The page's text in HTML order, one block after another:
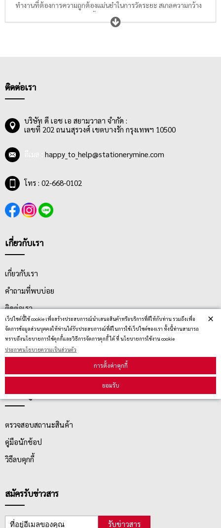
เว็ปไซต์นี้ใช้ cookie เพื่อสร้างประสบการณ์นำเสนอสินค้าหรือบริการที่ดีให้กับท่าน รวมถึงเพื่อ
จัดการข้อมูลส่วนบุคคลให้ท่านได้รับประสบการณ์ที่ดีในการใช้เว็ปไซต์ของเรา ทั้งนี้ท่านสามารถ
ทราบถึงนโยบายการใช้คุกกี้และวิธีการจัดการคุกกี้ ได้ ที่ นโยบายการใช้งาน cookie
ประกาศนโยบายความเป็นส่วนตัว
การตั้งค่าคุกกี้
ยอมรับ
×
ทำงานที่ต้องการความถูกต้องแม่นยำในการวัดระยะ สเกลความกว้าง
ความยาว ความสูง นอกจากนี้ยังสามารถใช้ขีดเส้นตรง เส้นเอียง และ
เส้นต่างๆในการเขียนแบบวาดภาพ และยังสามารถใช้วัดองศามุม
เบา มีตั้งแต่ขนาดเล็กพกพาสะดวก ไปจนถึงขนาดใหญ่แข็งแรง
ติดต่อเรา
บริษัท ดี เอช เอ สยามวาลา จำกัด :
เลขที่ 202 ถนนสุรวงศ์ เขตบางรัก กรุงเทพฯ 10500
happy_to_help@stationerymine.com
โทร : 02-668-0102
เกี่ยวกับเรา
เกี่ยวกับเรา
คำถามที่พบบ่อย
ติดต่อเรา
ประกาศนโยบายความเป็นส่วนตัว
นโยบายการจัดส่ง
นโยบายการเปลี่ยน/คืน สินค้า
บริการลูกค้า
ตรวจสอบสถานะสินค้า
คู่มือนักช้อป
วิธีลบคุกกี้
สมัครรับข่าวสาร
รับข่าวสาร